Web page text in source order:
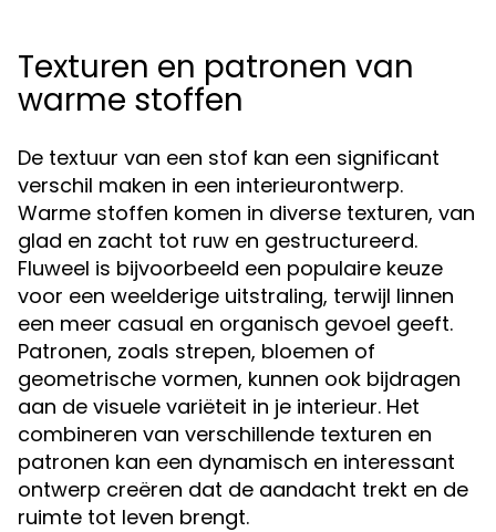
Texturen en patronen van
warme stoffen
De textuur van een stof kan een significant
verschil maken in een interieurontwerp.
Warme stoffen komen in diverse texturen, van
glad en zacht tot ruw en gestructureerd.
Fluweel is bijvoorbeeld een populaire keuze
voor een weelderige uitstraling, terwijl linnen
een meer casual en organisch gevoel geeft.
Patronen, zoals strepen, bloemen of
geometrische vormen, kunnen ook bijdragen
aan de visuele variëteit in je interieur. Het
combineren van verschillende texturen en
patronen kan een dynamisch en interessant
ontwerp creëren dat de aandacht trekt en de
ruimte tot leven brengt.